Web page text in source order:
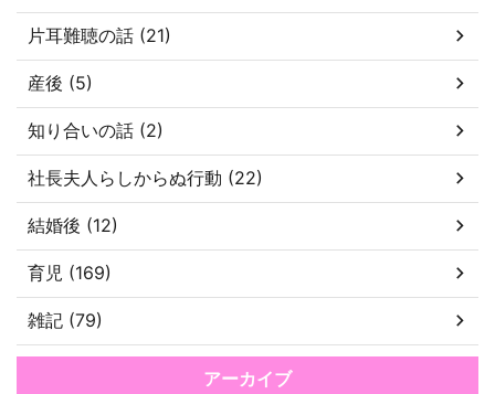
片耳難聴の話 (21)
産後 (5)
知り合いの話 (2)
社長夫人らしからぬ行動 (22)
結婚後 (12)
育児 (169)
雑記 (79)
アーカイブ